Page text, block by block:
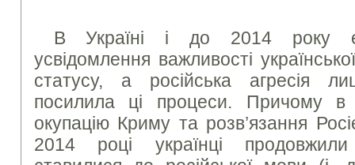
В Україні і до 2014 року
усвідомлення важливості
статусу, а російська агресія
посилила ці процеси. Причому в
окупацію Криму та розв’язання
2014 році українці